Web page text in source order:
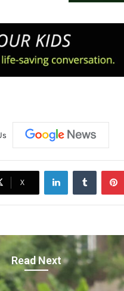
X
LinkedInTumblr
Read Next